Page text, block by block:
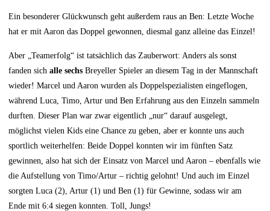
Ein besonderer Glückwunsch geht außerdem raus an Ben: Letzte Woche
hat er mit Aaron das Doppel gewonnen, diesmal ganz alleine das Einzel!
Aber „Teamerfolg“ ist tatsächlich das Zauberwort: Anders als sonst
fanden sichalle sechs Breyeller Spieler an diesem Tag in der Mannschaft
wieder! Marcel und Aaron wurden als Doppelspezialisten eingeflogen,
während Luca, Timo, Artur und Ben Erfahrung aus den Einzeln sammeln
durften. Dieser Plan war zwar eigentlich „nur“ darauf ausgelegt,
möglichst vielen Kids eine Chance zu geben, aber er konnte uns auch
sportlich weiterhelfen: Beide Doppel konnten wir im fünften Satz
gewinnen, also hat sich der Einsatz von Marcel und Aaron – ebenfalls wie
die Aufstellung von Timo/Artur – richtig gelohnt! Und auch im Einzel
sorgten Luca (2), Artur (1) und Ben (1) für Gewinne, sodass wir am
Ende mit 6:4 siegen konnten. Toll, Jungs!